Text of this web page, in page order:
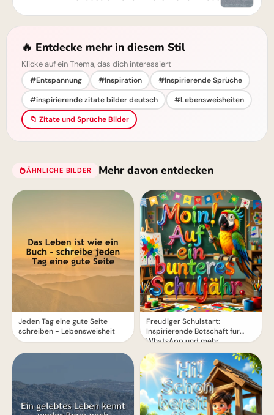
🔥 Entdecke mehr in diesem Stil
Klicke auf ein Thema, das dich interessiert
#Entspannung #Inspiration
#Inspirierende Sprüche
#inspirierende zitate bilder deutsch
#Lebensweisheiten
📁 Zitate und Sprüche Bilder
ÄHNLICHE BILDER Mehr davon entdecken
Jeden Tag eine gute Seite
schreiben - Lebensweisheit
zum Lächeln
Freudiger Schulstart:
Inspirierende Botschaft für
WhatsApp und mehr